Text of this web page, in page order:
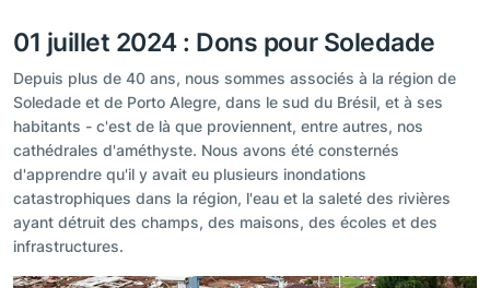
01 juillet 2024 : Dons pour Soledade
Depuis plus de 40 ans, nous sommes associés à la région de
Soledade et de Porto Alegre, dans le sud du Brésil, et à ses
habitants - c'est de là que proviennent, entre autres, nos
cathédrales d'améthyste. Nous avons été consternés
d'apprendre qu'il y avait eu plusieurs inondations
catastrophiques dans la région, l'eau et la saleté des rivières
ayant détruit des champs, des maisons, des écoles et des
infrastructures.